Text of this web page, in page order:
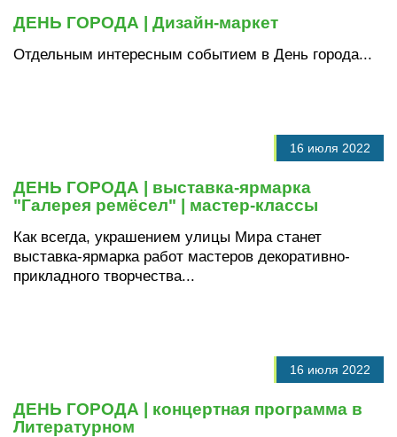
ДЕНЬ ГОРОДА | Дизайн-маркет
Отдельным интересным событием в День города...
16 июля 2022
ДЕНЬ ГОРОДА | выставка-ярмарка
"Галерея ремёсел" | мастер-классы
Как всегда, украшением улицы Мира станет
выставка-ярмарка работ мастеров декоративно-
прикладного творчества...
16 июля 2022
ДЕНЬ ГОРОДА | концертная программа в
Литературном